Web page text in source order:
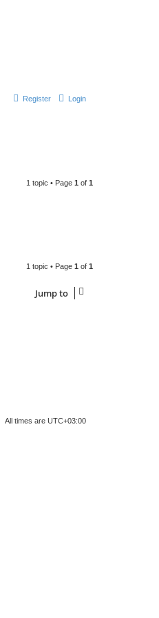
Login
Register
1 topic • Page 1 of 1
1 topic • Page 1 of 1
Jump to
All times are UTC+03:00